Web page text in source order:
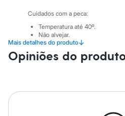
Calcinhas
Cintas e Modeladores
Pijamas
Sutiãs e Tops
Moda praia
Biquínis
Personagens
Plus size
Mais detalhes do produto↓
Cuidados com a peca:
Temperatura até 40º.
Não alvejar.
Não secar em secadora.
Secar na vertical.
Passar em temperatura mínima.
Opiniões do